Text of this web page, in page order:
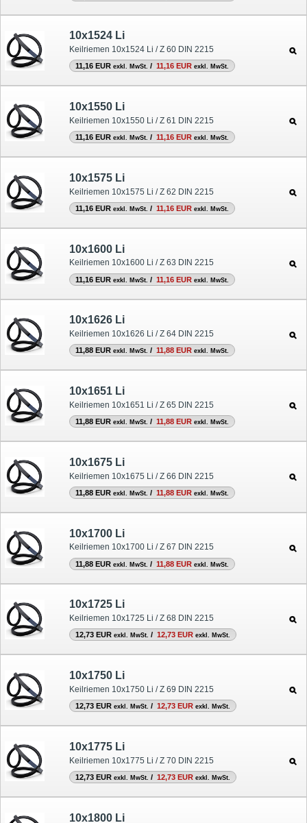
10x1524 Li
Keilriemen 10x1524 Li / Z 60 DIN 2215
11,16 EUR exkl. MwSt. / 11,16 EUR exkl. MwSt.
10x1550 Li
Keilriemen 10x1550 Li / Z 61 DIN 2215
11,16 EUR exkl. MwSt. / 11,16 EUR exkl. MwSt.
10x1575 Li
Keilriemen 10x1575 Li / Z 62 DIN 2215
11,16 EUR exkl. MwSt. / 11,16 EUR exkl. MwSt.
10x1600 Li
Keilriemen 10x1600 Li / Z 63 DIN 2215
11,16 EUR exkl. MwSt. / 11,16 EUR exkl. MwSt.
10x1626 Li
Keilriemen 10x1626 Li / Z 64 DIN 2215
11,88 EUR exkl. MwSt. / 11,88 EUR exkl. MwSt.
10x1651 Li
Keilriemen 10x1651 Li / Z 65 DIN 2215
11,88 EUR exkl. MwSt. / 11,88 EUR exkl. MwSt.
10x1675 Li
Keilriemen 10x1675 Li / Z 66 DIN 2215
11,88 EUR exkl. MwSt. / 11,88 EUR exkl. MwSt.
10x1700 Li
Keilriemen 10x1700 Li / Z 67 DIN 2215
11,88 EUR exkl. MwSt. / 11,88 EUR exkl. MwSt.
10x1725 Li
Keilriemen 10x1725 Li / Z 68 DIN 2215
12,73 EUR exkl. MwSt. / 12,73 EUR exkl. MwSt.
10x1750 Li
Keilriemen 10x1750 Li / Z 69 DIN 2215
12,73 EUR exkl. MwSt. / 12,73 EUR exkl. MwSt.
10x1775 Li
Keilriemen 10x1775 Li / Z 70 DIN 2215
12,73 EUR exkl. MwSt. / 12,73 EUR exkl. MwSt.
10x1800 Li